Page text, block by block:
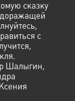
сказку
с
Шалыгин,